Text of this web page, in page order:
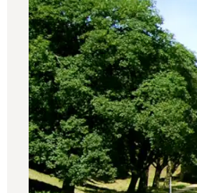
Ispirazioni
Dove andare
Cosa fare
Dove dormire
Pianifica il viaggio